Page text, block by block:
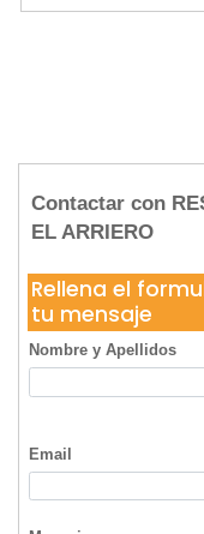
Contactar con
EL ARRIERO